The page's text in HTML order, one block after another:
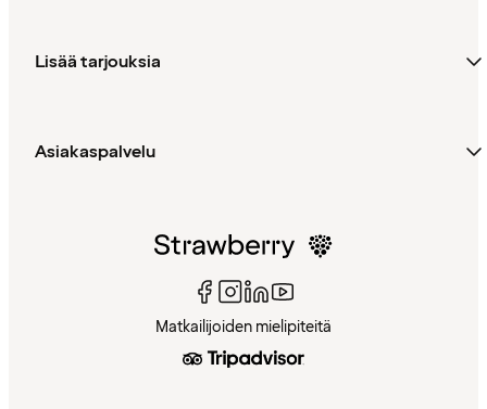
Lisää tarjouksia
Asiakaspalvelu
Matkailijoiden mielipiteitä